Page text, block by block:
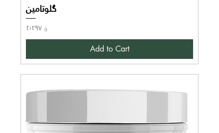
گلوتامین
Price
؋ ۲٬۲۹۷
Add to Cart